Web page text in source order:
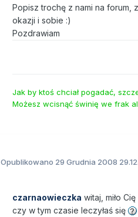
Popisz trochę z nami na forum,
okazji i sobie :)
Pozdrawiam
Jak by ktoś chciał pogadać,
Możesz wcisnąć świnię we frak
Opublikowano 29 Grudnia 2008
czarnaowieczka witaj, miło
czy w tym czasie leczyłaś się